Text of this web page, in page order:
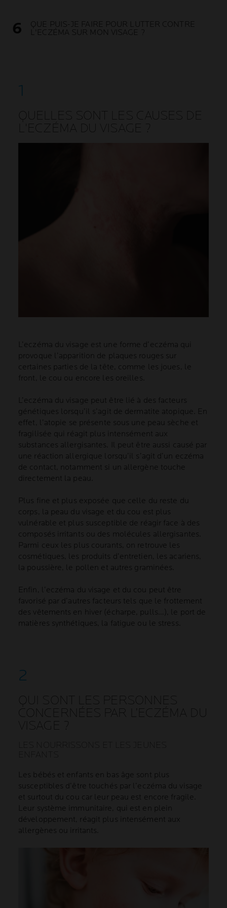
QUE PUIS-JE FAIRE POUR LUTTER CONTRE
L'ECZÉMA SUR MON VISAGE ?
QUELLES SONT LES CAUSES DE
L'ECZÉMA DU VISAGE ?
L’eczéma du visage est une forme d’eczéma qui
provoque l’apparition de plaques rouges sur
certaines parties de la tête, comme les joues, le
front, le cou ou encore les oreilles.
L’eczéma du visage peut être lié à des facteurs
génétiques lorsqu’il s’agit de dermatite atopique. En
effet, l’atopie se présente sous une peau sèche et
fragilisée qui réagit plus intensément aux
substances allergisantes. Il peut être aussi causé par
une réaction allergique lorsqu’il s’agit d’un eczéma
de contact, notamment si un allergène touche
directement la peau.
Plus fine et plus exposée que celle du reste du
corps, la peau du visage et du cou est plus
vulnérable et plus susceptible de réagir face à des
composés irritants ou des molécules allergisantes.
Parmi ceux les plus courants, on retrouve les
cosmétiques, les produits d’entretien, les acariens,
la poussière, le pollen et autres graminées.
Enfin, l’eczéma du visage et du cou peut être
favorisé par d’autres facteurs tels que le frottement
des vêtements en hiver (écharpe, pulls…), le port de
matières synthétiques, la fatigue ou le stress.
QUI SONT LES PERSONNES
CONCERNÉES PAR L’ECZÉMA DU
VISAGE ?
Les bébés et enfants en bas âge sont plus
susceptibles d’être touchés par l’eczéma du visage
et surtout du cou car leur peau est encore fragile.
Leur système immunitaire, qui est en plein
développement, réagit plus intensément aux
allergènes ou irritants.